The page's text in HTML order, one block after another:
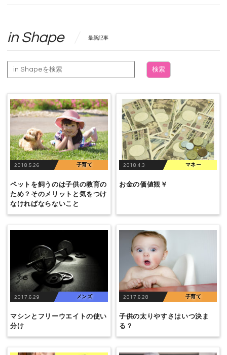
in Shape 最新記事
検索
2018.5.26 子育て
ペットを飼うのは子供の教育の
ため？そのメリットと気をつけ
なければならないこと
2018.4.3 マネー
お金の価値観￥
2017.6.29 メンズ
マシンとフリーウエイトの使い
分け
2017.6.28 子育て
子供の太りやすさはいつ決ま
る？